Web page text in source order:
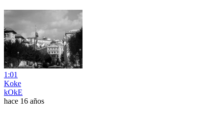
1:01
Koke
kOkE
hace 16 años